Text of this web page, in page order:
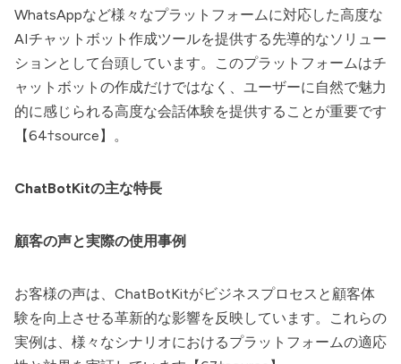
WhatsAppなど様々なプラットフォームに対応した高度な
AIチャットボット作成ツールを提供する先導的なソリュー
ションとして台頭しています。このプラットフォームはチ
ャットボットの作成だけではなく、ユーザーに自然で魅力
的に感じられる高度な会話体験を提供することが重要です
【64†source】。
ChatBotKitの主な特長
顧客の声と実際の使用事例
お客様の声は、ChatBotKitがビジネスプロセスと顧客体
験を向上させる革新的な影響を反映しています。これらの
実例は、様々なシナリオにおけるプラットフォームの適応